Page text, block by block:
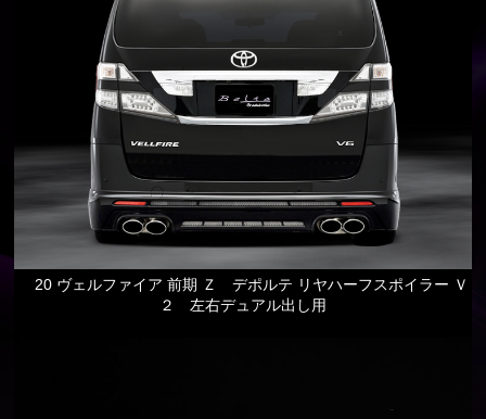
20 ヴェルファイア 前期 Ｚ デポルテ リヤハーフスポイラー Ｖ
２ 左右デュアル出し用